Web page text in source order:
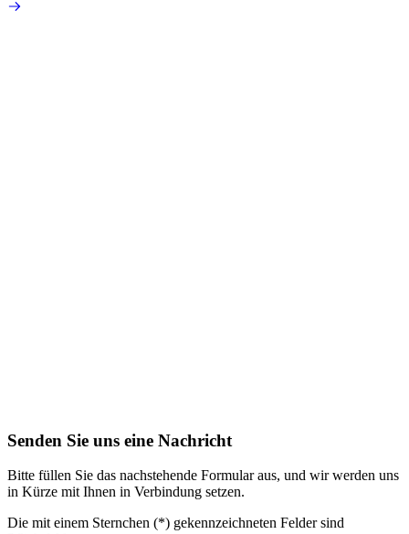
Senden Sie uns eine Nachricht
Bitte füllen Sie das nachstehende Formular aus, und wir werden uns
in Kürze mit Ihnen in Verbindung setzen.
Die mit einem Sternchen (*) gekennzeichneten Felder sind